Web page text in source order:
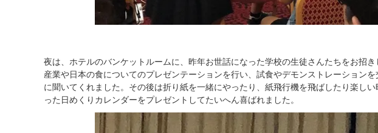
夜は、ホテルのバンケットルームに、昨年お世話になった学校の生徒さんたちをお招
産業や日本の食についてのプレゼンテーションを行い、試食やデモンストレーション
に聞いてくれました。その後は折り紙を一緒にやったり、紙飛行機を飛ばしたり楽し
った日めくりカレンダーをプレゼントしてたいへん喜ばれました。